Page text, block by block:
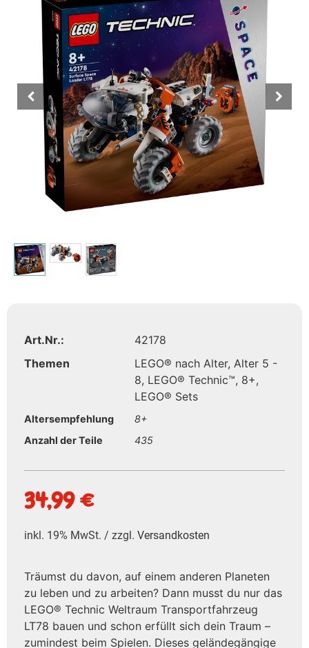
Art.Nr.:
42178
Themen
LEGO® nach Alter, Alter 5 -
8, LEGO® Technic™, 8+,
LEGO® Sets
Altersempfehlung
8+
Anzahl der Teile
435
34,99€
inkl. 19% MwSt. / zzgl. Versandkosten
Träumst du davon, auf einem anderen Planeten
zu leben und zu arbeiten? Dann musst du nur das
LEGO® Technic Weltraum Transportfahrzeug
LT78 bauen und schon erfüllt sich dein Traum –
zumindest beim Spielen. Dieses geländegängige